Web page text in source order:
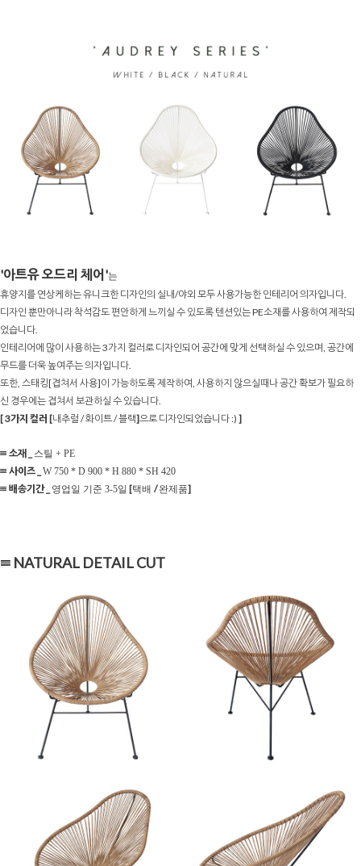
'아트유 오드리 체어'는
휴양지를 연상케하는 유니크한 디자인의 실내/야외 모두 사용가능한 인테리어 의자입니다.
디자인 뿐만아니라 착석감도 편안하게 느끼실 수 있도록 텐션있는 PE소재를 사용하여 제작되
었습니다.
인테리어에 많이 사용하는 3가지 컬러로 디자인되어 공간에 맞게 선택하실 수 있으며, 공간에
무드를 더욱 높여주는 의자입니다.
또한, 스태킹[겹쳐서 사용]이 가능하도록 제작하여, 사용하지 않으실때나 공간 확보가 필요하
신 경우에는 겹쳐서 보관하실 수 있습니다.
[3가지 컬러 [내추럴 / 화이트 / 블랙]으로 디자인되었습니다 :) ]
≡ 소재 _ 스틸 + PE
≡ 사이즈 _ W 750 * D 900 * H 880 * SH 420
≡ 배송기간 _ 영업일 기준 3-5일 [택배 /완제품]
≡ NATURAL DETAIL CUT